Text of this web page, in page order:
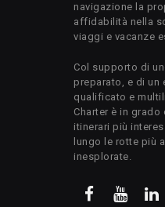
navigazione la
affidabilità nella
viaggi e vacanze
Col supporto di
preparato, e di un
qualificato e
Charter è in
itinerari più
lungo le rotte più
inesplorate.